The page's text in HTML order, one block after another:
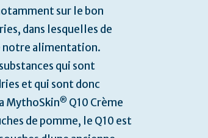
sur le bon
dans lesquelles de
notre alimentation.
qui sont
et qui sont donc
MythoSkin® Q10 Crème
de pomme, le Q10 est